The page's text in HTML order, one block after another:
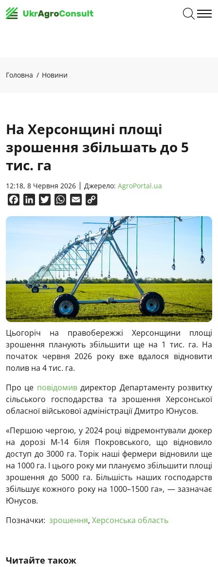
Головна Новини
На Херсонщині площі
зрошення збільшать до 5
тис. га
12:18, 8 Червня 2026 Джерело: AgroPortal.ua
FacebookLinkedInTwitterWhatsApp
Email
Цьогоріч на правобережжі Херсонщини площі
зрошення планують збільшити ще на 1 тис. га. На
початок червня 2026 року вже вдалося відновити
полив на 4 тис. га.
Про це повідомивдиректор Департаменту розвитку
сільського господарства та зрошення Херсонської
обласної військової адміністрації Дмитро Юнусов.
«Першою чергою, у 2024 році відремонтували дюкер
на дорозі М-14 біля Покровського, що відновило
доступ до 3000 га. Торік наші фермери відновили ще
на 1000 га. І цього року ми плануємо збільшити площі
зрошення до 5000 га. Більшість наших господарств
збільшує кожного року на 1000–1500 га», — зазначає
Юнусов.
Позначки: зрошення, Херсонська область
Читайте також